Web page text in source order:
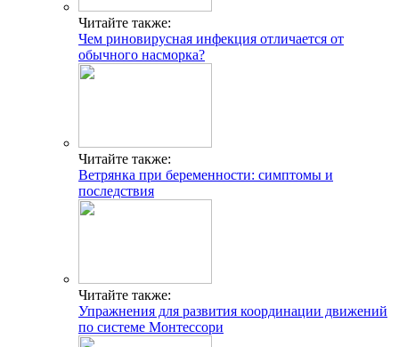
Читайте также:
Чем риновирусная инфекция отличается от
обычного насморка?
Читайте также:
Ветрянка при беременности: симптомы и
последствия
Читайте также:
Упражнения для развития координации движений
по системе Монтессори